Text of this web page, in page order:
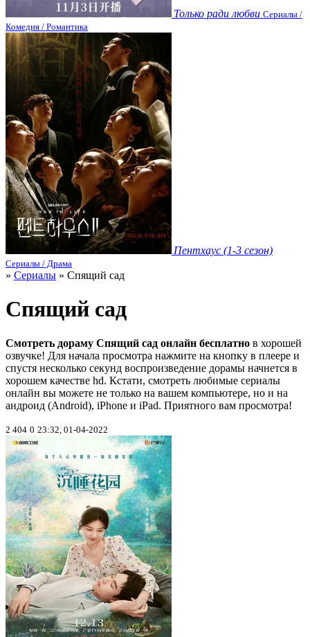
Только ради любви Сериалы /
Комедия / Романтика
Пентхаус (1-3 сезон)
Сериалы / Драма
» Сериалы » Спящий сад
Спящий сад
Смотреть дораму Спящий сад онлайн бесплатно в хорошей
озвучке! Для начала просмотра нажмите на кнопку в плеере и
спустя несколько секунд воспроизведение дорамы начнется в
хорошем качестве hd. Кстати, смотреть любимые сериалы
онлайн вы можете не только на вашем компьютере, но и на
андроид (Android), iPhone и iPad. Приятного вам просмотра!
2 404 0 23:32, 01-04-2022